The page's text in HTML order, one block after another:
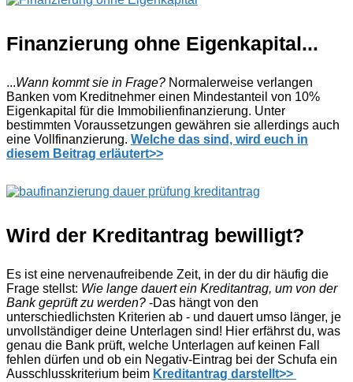
Finanzierung ohne Eigenkapital...
...Wann kommt sie in Frage? Normalerweise verlangen
Banken vom Kreditnehmer einen Mindestanteil von 10%
Eigenkapital für die Immobilienfinanzierung. Unter
bestimmten Voraussetzungen gewähren sie allerdings auch
eine Vollfinanzierung. Welche das sind, wird euch in
diesem Beitrag erläutert>>
Wird der Kreditantrag bewilligt?
Es ist eine nervenaufreibende Zeit, in der du dir häufig die
Frage stellst: Wie lange dauert ein Kreditantrag, um von der
Bank geprüft zu werden? -Das hängt von den
unterschiedlichsten Kriterien ab - und dauert umso länger, je
unvollständiger deine Unterlagen sind! Hier erfährst du, was
genau die Bank prüft, welche Unterlagen auf keinen Fall
fehlen dürfen und ob ein Negativ-Eintrag bei der Schufa ein
Ausschlusskriterium beim Kreditantrag darstellt>>